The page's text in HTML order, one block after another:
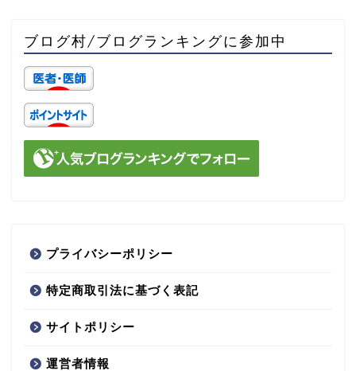
ブログ村/ブログランキングに参加中
プライバシーポリシー
特定商取引法に基づく表記
サイトポリシー
運営者情報